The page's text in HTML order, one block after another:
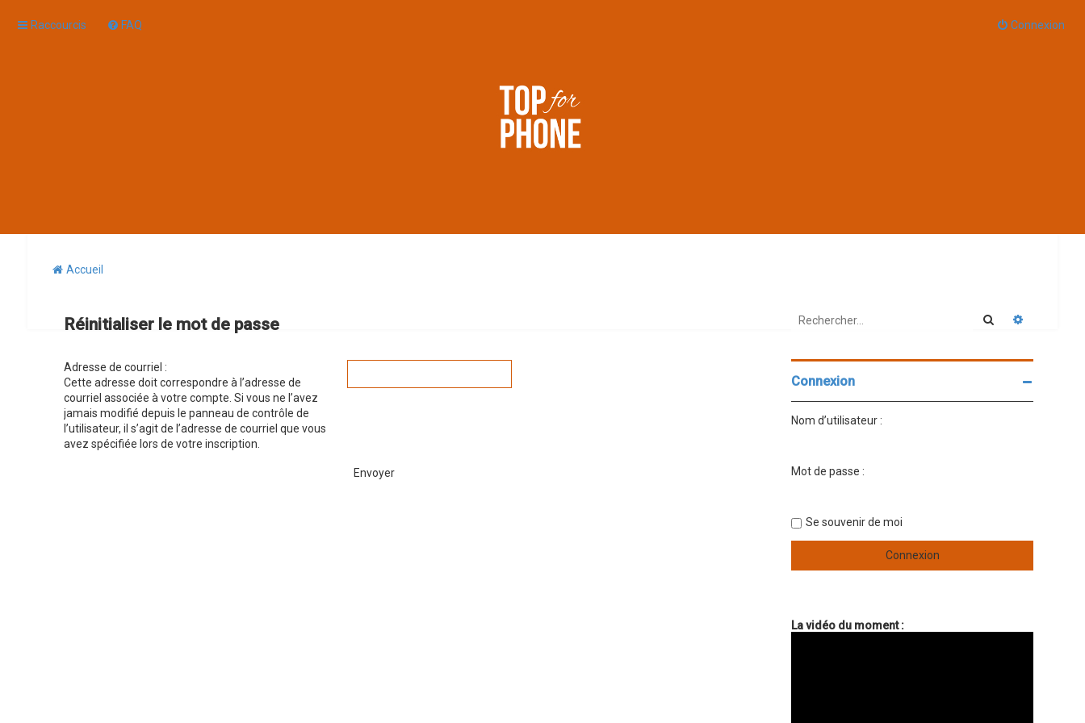
Raccourcis FAQ Connexion
Accueil
Réinitialiser le mot de passe
Adresse de courriel :
Cette adresse doit correspondre à l’adresse de
courriel associée à votre compte. Si vous ne l’avez
jamais modifié depuis le panneau de contrôle de
l’utilisateur, il s’agit de l’adresse de courriel que vous
avez spécifiée lors de votre inscription.
Rechercher
Connexion
Nom d’utilisateur :
Mot de passe :
Se souvenir de moi
La vidéo du moment :